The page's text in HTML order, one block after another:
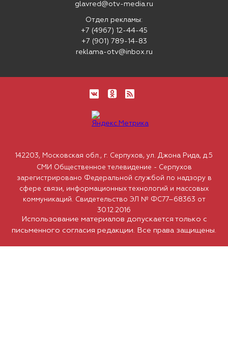
glavred@otv-media.ru
Отдел рекламы:
+7 (4967) 12-44-45
+7 (901) 789-14-83
reklama-otv@inbox.ru
Использование материалов допускается только с
письменного согласия редакции. Все права защищены.
142203, Московская обл., г. Серпухов, ул. Джона Рида, д.5
СМИ Общественное телевидение - Серпухов
зарегистрировано Федеральной службой по надзору в
сфере связи, информационных технологий и массовых
коммуникаций. Свидетельство ЭЛ № ФС77–68363 от
30.12.2016